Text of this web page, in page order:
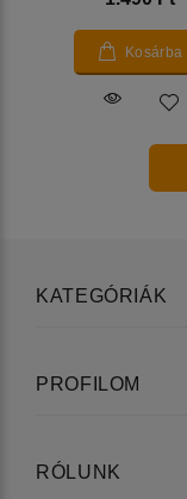
Kosárba
KATEGÓRIÁK
PROFILOM
RÓLUNK